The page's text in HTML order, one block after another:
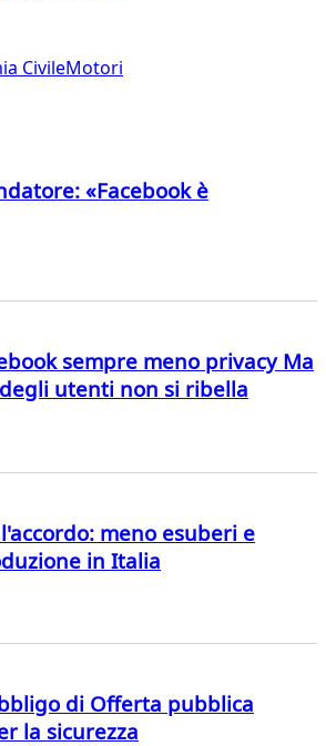
CivileMotori
«Facebook è
sempre meno privacy Ma
utenti non si ribella
meno esuberi e
in Italia
di Offerta pubblica
la sicurezza